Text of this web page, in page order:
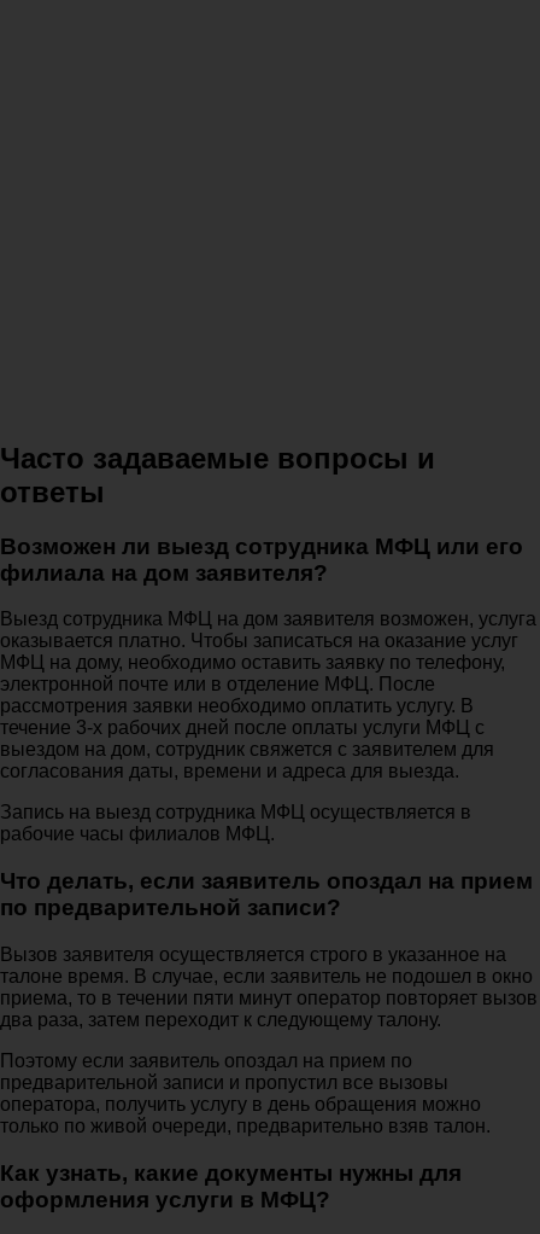
Часто задаваемые вопросы и
ответы
Возможен ли выезд сотрудника МФЦ или его
филиала на дом заявителя?
Выезд сотрудника МФЦ на дом заявителя возможен, услуга
оказывается платно. Чтобы записаться на оказание услуг
МФЦ на дому, необходимо оставить заявку по телефону,
электронной почте или в отделение МФЦ. После
рассмотрения заявки необходимо оплатить услугу. В
течение 3-х рабочих дней после оплаты услуги МФЦ с
выездом на дом, сотрудник свяжется с заявителем для
согласования даты, времени и адреса для выезда.
Запись на выезд сотрудника МФЦ осуществляется в
рабочие часы филиалов МФЦ.
Что делать, если заявитель опоздал на прием
по предварительной записи?
Вызов заявителя осуществляется строго в указанное на
талоне время. В случае, если заявитель не подошел в окно
приема, то в течении пяти минут оператор повторяет вызов
два раза, затем переходит к следующему талону.
Поэтому если заявитель опоздал на прием по
предварительной записи и пропустил все вызовы
оператора, получить услугу в день обращения можно
только по живой очереди, предварительно взяв талон.
Как узнать, какие документы нужны для
оформления услуги в МФЦ?